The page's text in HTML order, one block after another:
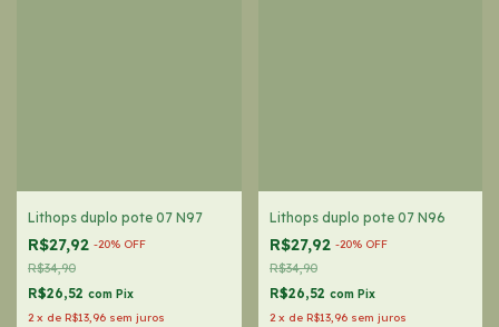
Lithops duplo pote 07 N97
R$27,92 -20% OFF
R$34,90
R$26,52 com Pix
2 x de R$13,96 sem juros
Lithops duplo pote 07 N96
R$27,92 -20% OFF
R$34,90
R$26,52 com Pix
2 x de R$13,96 sem juros